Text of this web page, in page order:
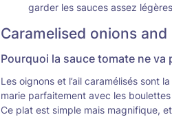
garder les sauces assez
Caramelised onions and
Pourquoi la sauce tomate ne va
Les oignons et l’ail caramélisés sont
marie parfaitement avec les
Ce plat est simple mais magnifique,